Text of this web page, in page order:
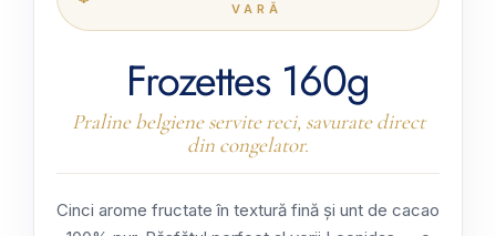
VARĂ
Frozettes 160g
Praline belgiene servite reci, savurate direct
din congelator.
Cinci arome fructate în textură fină și unt de cacao